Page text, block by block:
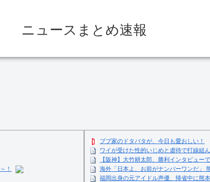
ニュースまとめ速報
！
ブブ家のドタバタが、今日も愛おしい！
ワイが受けた性的いじめと虐待で打線組
【阪神】大竹耕太郎、勝利インタビュー
海外「日本よ、お前がナンバーワンだ」
福岡出身の元アイドル声優、帰省中に熊